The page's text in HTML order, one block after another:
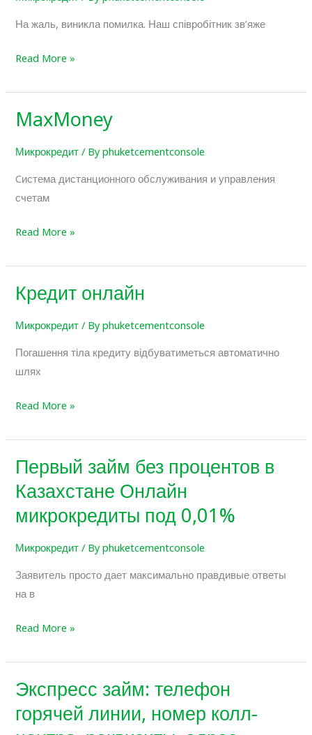
На жаль, виникла помилка. Наш співробітник зв’яже
Read More »
MaxMoney
Микрокредит/ Byphuketcementconsole
Cистема дистанционного обслуживания и управления
счетам
MaxMoney
Read More »
Кредит онлайн
Микрокредит/ Byphuketcementconsole
Погашення тіла кредиту відбуватиметься автоматично
шлях
Кредит
онлайн
Read More »
Первый займ без процентов в
Казахстане Онлайн
микрокредиты под 0,01%
Микрокредит/ Byphuketcementconsole
Заявитель просто дает максимально правдивые ответы
на в
Первый
займ
без
процентов
Казахстане
Онлайн
микрокредиты
0,01%
Read More »
Экспресс займ: телефон
горячей линии, номер колл-
Экспресс
телефон